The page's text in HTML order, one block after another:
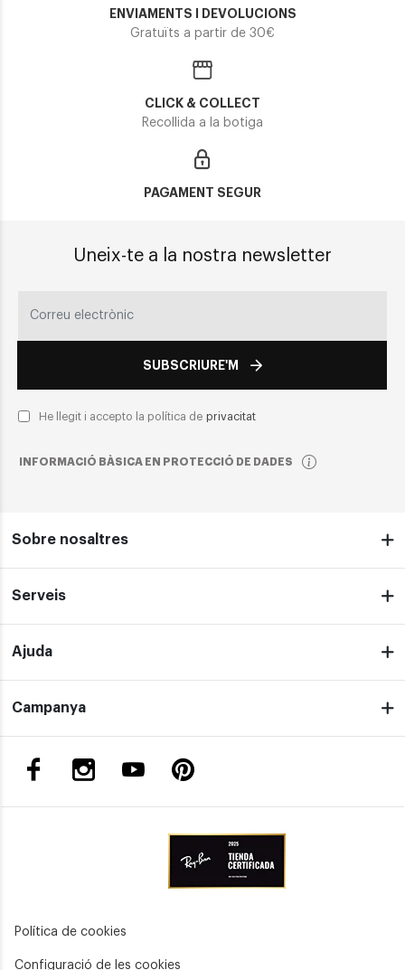
ENVIAMENTS I DEVOLUCIONS
Gratuïts a partir de 30€
CLICK & COLLECT
Recollida a la botiga
PAGAMENT SEGUR
Uneix-te a la nostra newsletter
SUBSCRIURE'M
He llegit i accepto la política de privacitat
INFORMACIÓ BÀSICA EN PROTECCIÓ DE DADES
Sobre nosaltres
Serveis
Ajuda
Campanya
Política de cookies
Configuració de les cookies